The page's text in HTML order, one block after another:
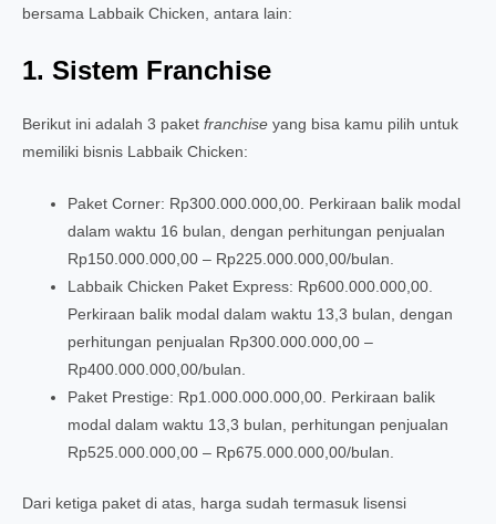
bersama Labbaik Chicken, antara lain:
1. Sistem Franchise
Berikut ini adalah 3 paket franchise yang bisa kamu pilih untuk
memiliki bisnis Labbaik Chicken:
Paket Corner: Rp300.000.000,00. Perkiraan balik modal
dalam waktu 16 bulan, dengan perhitungan penjualan
Rp150.000.000,00 – Rp225.000.000,00/bulan.
Labbaik Chicken Paket Express: Rp600.000.000,00.
Perkiraan balik modal dalam waktu 13,3 bulan, dengan
perhitungan penjualan Rp300.000.000,00 –
Rp400.000.000,00/bulan.
Paket Prestige: Rp1.000.000.000,00. Perkiraan balik
modal dalam waktu 13,3 bulan, perhitungan penjualan
Rp525.000.000,00 – Rp675.000.000,00/bulan.
Dari ketiga paket di atas, harga sudah termasuk lisensi